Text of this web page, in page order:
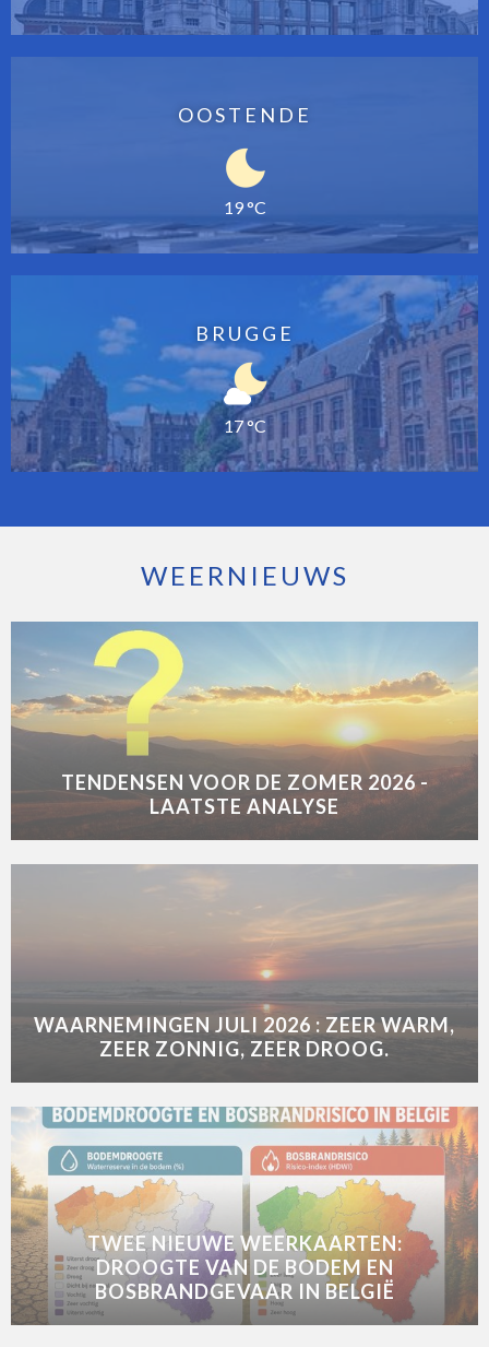
OOSTENDE
19 °C
BRUGGE
17 °C
WEERNIEUWS
TENDENSEN VOOR DE ZOMER 2026 -
LAATSTE ANALYSE
WAARNEMINGEN JULI 2026 : ZEER WARM,
ZEER ZONNIG, ZEER DROOG.
TWEE NIEUWE WEERKAARTEN:
DROOGTE VAN DE BODEM EN
BOSBRANDGEVAAR IN BELGIË